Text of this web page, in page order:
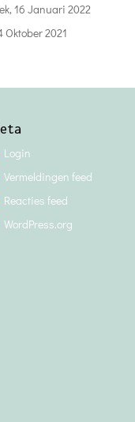
16 Januari 2022
Oktober 2021
Login
Vermeldingen feed
Reacties feed
WordPress.org